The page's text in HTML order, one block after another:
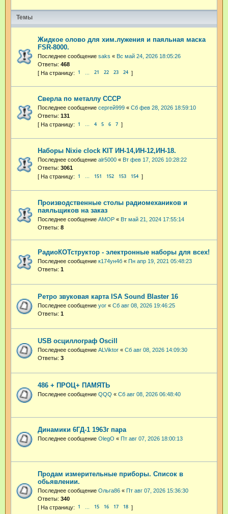
Темы
Жидкое олово для хим.лужения и паяльная маска
FSR-8000.
Последнее сообщение saks « Вс май 24, 2026 18:05:26
Ответы: 468
1 21 22 23 24
Сверла по металлу СССР
Последнее сообщение сергей999 « Сб фев 28, 2026 18:59:10
Ответы: 131
1 … 4 5 6 7
Наборы Nixie clock KIT ИН-14,ИН-12,ИН-18.
Последнее сообщение alr5000 « Вт фев 17, 2026 10:28:22
Ответы: 3061
1 … 151 152 153 154
Производственные столы радиомехаников и
паяльщиков на заказ
Последнее сообщение АМОР « Вт май 21, 2024 17:55:14
Ответы: 8
РадиоКОТструктор - электронные наборы для всех!
Последнее сообщение к174ун4б « Пн апр 19, 2021 05:48:23
Ответы: 1
Ретро звуковая карта ISA Sound Blaster 16
Последнее сообщение yor « Сб авг 08, 2026 19:46:25
Ответы: 1
USB осциллограф Oscill
Последнее сообщение ALViktor « Сб авг 08, 2026 14:09:30
Ответы: 3
486 + ПРОЦ+ ПАМЯТЬ
Последнее сообщение QQQ « Сб авг 08, 2026 06:48:40
Динамики 6ГД-1 1963г пара
Последнее сообщение OlegO « Пт авг 07, 2026 18:00:13
Продам измерительные приборы. Список в
обьявлении.
Последнее сообщение Ольга86 « Пт авг 07, 2026 15:36:30
Ответы: 340
1 15 16 17 18